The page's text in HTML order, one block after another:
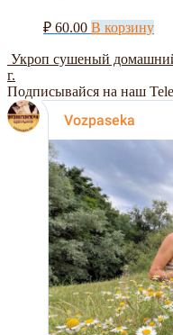
₽ 60.00 В корзину
Укроп сушеный
г.
Подписывайся на наш